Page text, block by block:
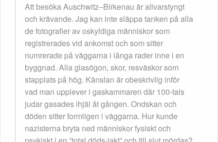
Att besöka Auschwitz‒Birkenau är allvarstyngt
och krävande. Jag kan inte släppa tanken på alla
de fotografier av oskyldiga människor som
registrerades vid ankomst och som sitter
numrerade på väggarna i långa rader inne i en
byggnad. Alla glasögon, skor, resväskor som
stapplats på hög. Känslan är obeskrivlig inför
vad man upplever i gaskammaren där 100-tals
judar gasades ihjäl åt gången. Ondskan och
döden sitter formligen i väggarna. Hur kunde
nazisterna bryta ned människor fysiskt och